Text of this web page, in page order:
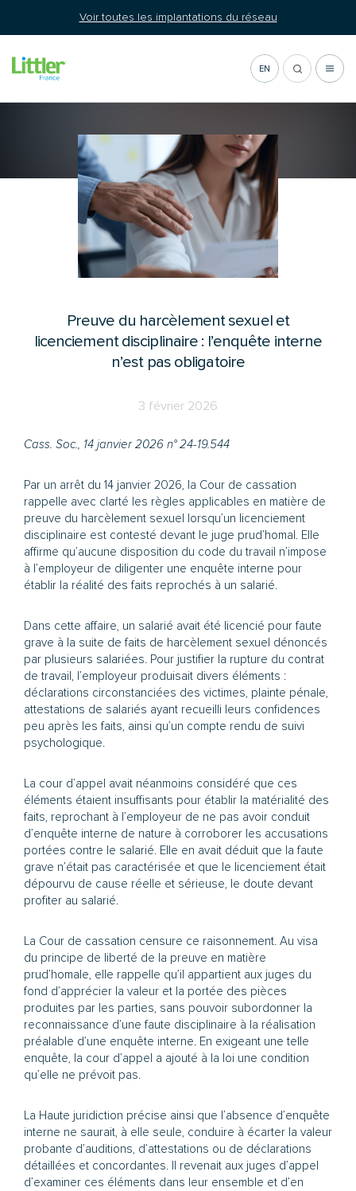
Voir toutes les implantations du réseau
EN
Actualité
Preuve du harcèlement sexuel et
licenciement disciplinaire : l’enquête interne
n’est pas obligatoire
3 février 2026
Cass. Soc., 14 janvier 2026 n° 24-19.544
Par un arrêt du 14 janvier 2026, la Cour de cassation
rappelle avec clarté les règles applicables en matière de
preuve du harcèlement sexuel lorsqu’un licenciement
disciplinaire est contesté devant le juge prud’homal. Elle
affirme qu’aucune disposition du code du travail n’impose
à l’employeur de diligenter une enquête interne pour
établir la réalité des faits reprochés à un salarié.
Dans cette affaire, un salarié avait été licencié pour faute
grave à la suite de faits de harcèlement sexuel dénoncés
par plusieurs salariées. Pour justifier la rupture du contrat
de travail, l’employeur produisait divers éléments :
déclarations circonstanciées des victimes, plainte pénale,
attestations de salariés ayant recueilli leurs confidences
peu après les faits, ainsi qu’un compte rendu de suivi
psychologique.
La cour d’appel avait néanmoins considéré que ces
éléments étaient insuffisants pour établir la matérialité des
faits, reprochant à l’employeur de ne pas avoir conduit
d’enquête interne de nature à corroborer les accusations
portées contre le salarié. Elle en avait déduit que la faute
grave n’était pas caractérisée et que le licenciement était
dépourvu de cause réelle et sérieuse, le doute devant
profiter au salarié.
La Cour de cassation censure ce raisonnement. Au visa
du principe de liberté de la preuve en matière
prud’homale, elle rappelle qu’il appartient aux juges du
fond d’apprécier la valeur et la portée des pièces
produites par les parties, sans pouvoir subordonner la
reconnaissance d’une faute disciplinaire à la réalisation
préalable d’une enquête interne. En exigeant une telle
enquête, la cour d’appel a ajouté à la loi une condition
qu’elle ne prévoit pas.
La Haute juridiction précise ainsi que l’absence d’enquête
interne ne saurait, à elle seule, conduire à écarter la valeur
probante d’auditions, d’attestations ou de déclarations
détaillées et concordantes. Il revenait aux juges d’appel
d’examiner ces éléments dans leur ensemble et d’en